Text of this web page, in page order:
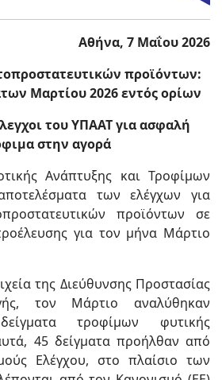
Αθήνα, 7 Μαΐου 2026
προϊόντων:
Μαρτίου 2026 εντός ορίων
του ΥΠΑΑΤ για ασφαλή
στην αγορά
Ανάπτυξης και Τροφίμων
των ελέγχων για
προϊόντων σε
για τον μήνα Μάρτιο
της Διεύθυνσης Προστασίας
τον Μάρτιο αναλύθηκαν
τροφίμων φυτικής
45 δείγματα προήλθαν από
Ελέγχου, στο πλαίσιο των